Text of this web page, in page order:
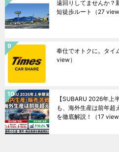
遠回りしてませんか？
短徒歩ルート
（27 view
奉仕でオトクに。タイ
view）
【SUBARU 2026年上
も、海外生産は前年超
を徹底解説！
（17 view